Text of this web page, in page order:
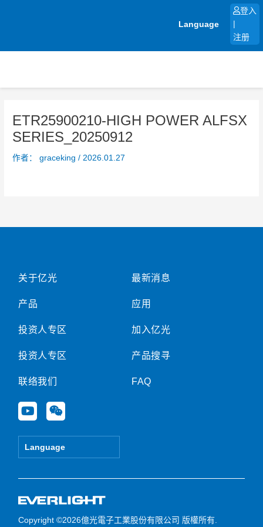
Language
登入
注册
ETR25900210-HIGH POWER ALFSX
SERIES_20250912
作者： graceking/ 2026.01.27
关于亿光
产品
投资人专区
投资人专区
联络我们
Y
o
u
e
W
e
i
Language
最新消息
应用
加入亿光
产品搜寻
FAQ
Copyright ©2026億光電子工業股份有限公司 版權所有.